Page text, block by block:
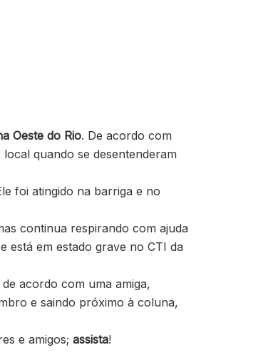
Oeste do Rio. De acordo com
quando se desentenderam
foi atingido na barriga e no
continua respirando com ajuda
está em estado grave no CTI da
acordo com uma amiga,
e saindo próximo à coluna,
e amigos; assista!